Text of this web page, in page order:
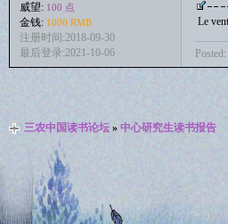
威望: 100 点
金钱: 1000 RMB
注册时间:2018-09-30
最后登录:2021-10-06
Le
三农中国读书论坛» 中心研究生读书报告